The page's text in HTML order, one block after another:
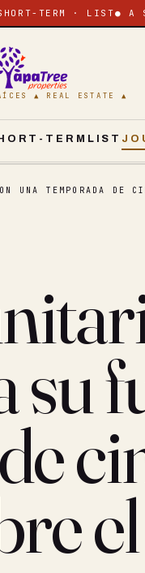
TERM · LIST● A
▲ REAL ESTATE ▲
TERM LIST
UNA TEMPORADA DE